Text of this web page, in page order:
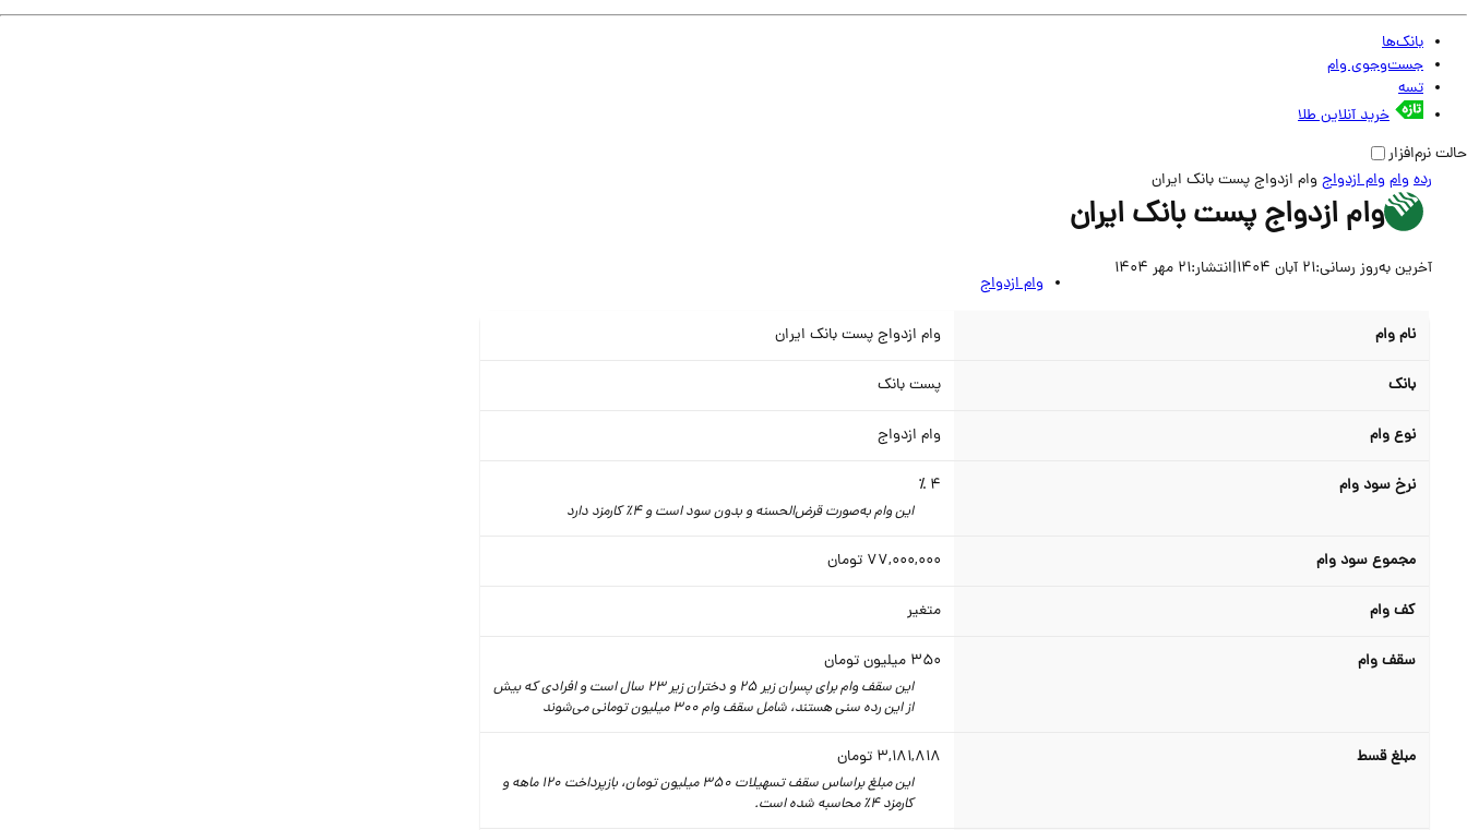
بانک‌ها
جست‌وجوی وام
تسه
خرید آنلاین طلا
حالت نرم‌افزار
ردهواموام ازدواجوام ازدواج پست بانک ایران
وام ازدواج پست بانک ايران
آخرین به‌روز رسانی:21 آبان 1404 |انتشار:21 مهر 1404
وام ازدواج
نام وام وام ازدواج پست بانک ايران
بانک پست بانک
نوع وام وام ازدواج
نرخ سود وام 4 ٪
این وام به‌صورت قرض‌الحسنه و بدون سود است و 4٪ کارمزد دارد
مجموع سود وام 77,000,000 تومان
کف وام متغیر
سقف وام 350 میلیون تومان
این سقف وام برای پسران زیر 25 و دختران زیر 23 سال است و افرادی که بیش
از این رده سنی هستند، شامل سقف وام 300 میلیون تومانی می‌شوند
مبلغ قسط 3,181,818 تومان
این مبلغ براساس سقف تسهیلات 350 میلیون تومان،‌ بازپرداخت 120 ماهه و
کارمزد 4٪‌ محاسبه شده است.